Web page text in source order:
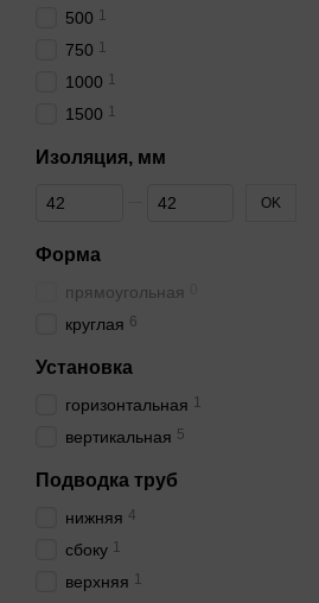
500 1
750 1
1000 1
1500 1
Изоляция, мм
От Изоляция, мм
До Изоляция, мм OK
Форма
прямоугольная
круглая 6
Установка
горизонтальная 1
вертикальная 5
Подводка труб
нижняя 4
сбоку 1
верхняя 1